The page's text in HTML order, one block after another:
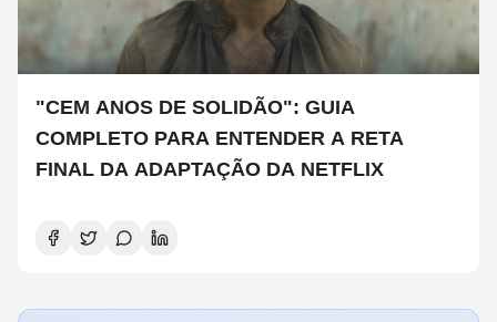
"CEM ANOS DE SOLIDÃO": GUIA
COMPLETO PARA ENTENDER A RETA
FINAL DA ADAPTAÇÃO DA NETFLIX